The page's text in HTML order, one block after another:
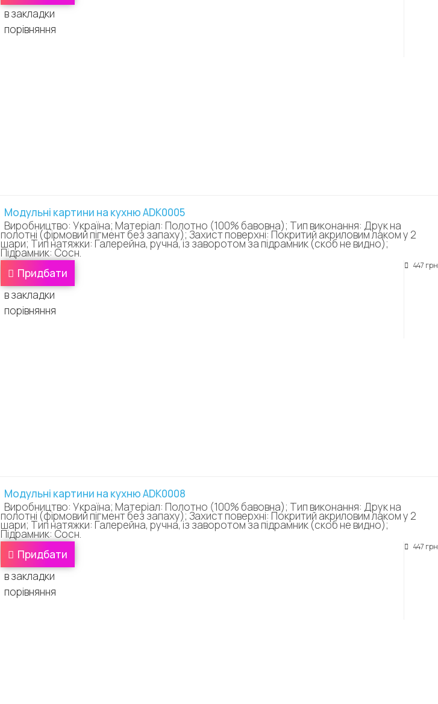
в закладки
порівняння
Модульні картини на кухню ADK0005
Виробництво: Україна; Матеріал: Полотно (100% бавовна); Тип виконання: Друк на
полотні (фірмовий пігмент без запаху); Захист поверхні: Покритий акриловим лаком у 2
шари; Тип натяжки: Галерейна, ручна, із заворотом за підрамник (скоб не видно);
Підрамник: Сосн.
447 грн
Придбати
в закладки
порівняння
Модульні картини на кухню ADK0008
Виробництво: Україна; Матеріал: Полотно (100% бавовна); Тип виконання: Друк на
полотні (фірмовий пігмент без запаху); Захист поверхні: Покритий акриловим лаком у 2
шари; Тип натяжки: Галерейна, ручна, із заворотом за підрамник (скоб не видно);
Підрамник: Сосн.
447 грн
Придбати
в закладки
порівняння